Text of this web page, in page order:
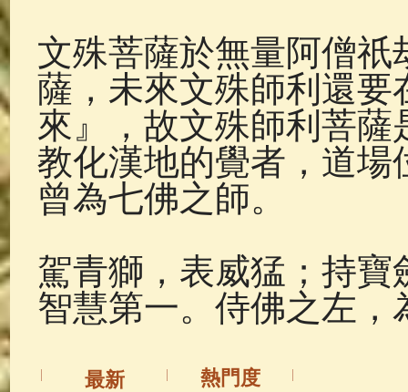
文殊菩薩於無量阿僧
薩，未來文殊師利還
來』，故文殊師利菩
教化漢地的覺者，道
曾為七佛之師。
駕青獅，表威猛；持
智慧第一。侍佛之左，
最新
熱門度